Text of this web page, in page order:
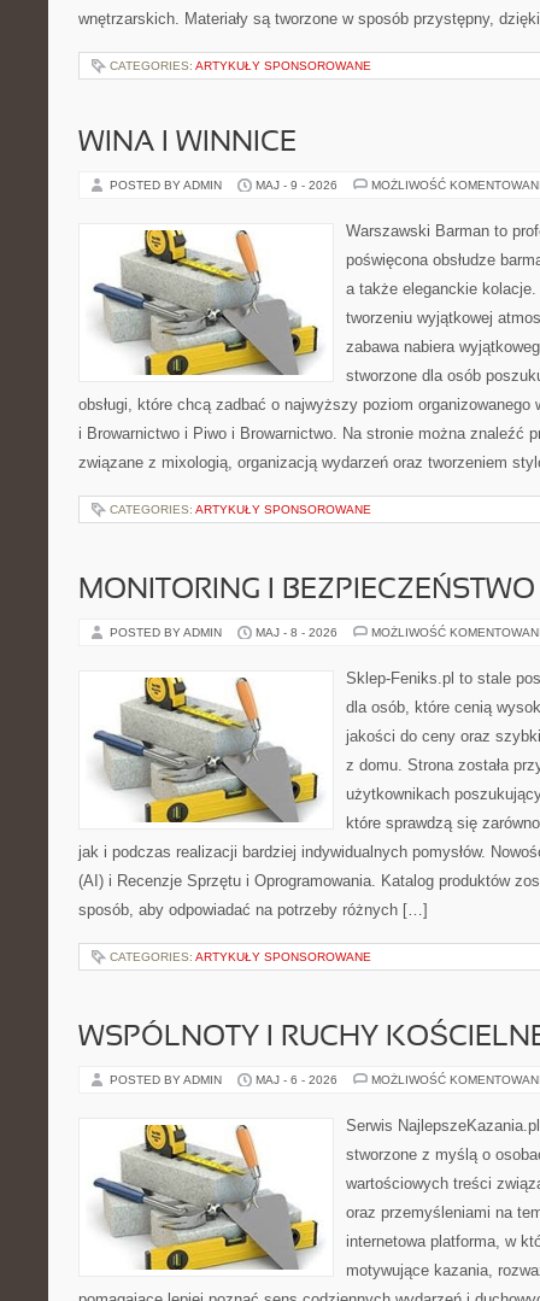
wnętrzarskich. Materiały są tworzone w sposób przystępny,
CATEGORIES: ARTYKUŁY SPONSOROWANE
WINA I WINNICE
POSTED BY ADMIN MAJ - 9 - 2026 MOŻLIWOŚĆ
Warszawski Barman to
poświęcona obsłudze
a także eleganckie
tworzeniu wyjątkowej
zabawa nabiera
stworzone dla osób
obsługi, które chcą zadbać o najwyższy poziom organizowanego
i Browarnictwo i Piwo i Browarnictwo. Na stronie można znaleźć
związane z mixologią, organizacją wydarzeń oraz tworzeniem
CATEGORIES: ARTYKUŁY SPONSOROWANE
MONITORING I
POSTED BY ADMIN MAJ - 8 - 2026 MOŻLIWOŚĆ
Sklep-Feniks.pl to stale
dla osób, które cenią
jakości do ceny oraz
z domu. Strona została
użytkownikach
które sprawdzą się
jak i podczas realizacji bardziej indywidualnych pomysłów.
(AI) i Recenzje Sprzętu i Oprogramowania. Katalog produktów
sposób, aby odpowiadać na potrzeby różnych […]
CATEGORIES: ARTYKUŁY SPONSOROWANE
WSPÓLNOTY I RUCHY
POSTED BY ADMIN MAJ - 6 - 2026 MOŻLIWOŚĆ
Serwis
stworzone z myślą o
wartościowych treści
oraz przemyśleniami na
internetowa platforma, w
motywujące kazania,